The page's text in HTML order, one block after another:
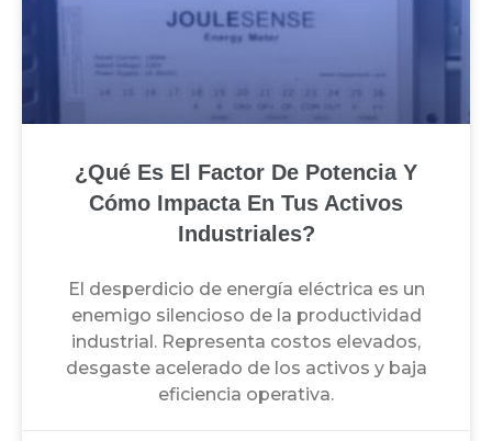
¿Qué Es El Factor De Potencia Y
Cómo Impacta En Tus Activos
Industriales?
El desperdicio de energía eléctrica es un
enemigo silencioso de la productividad
industrial. Representa costos elevados,
desgaste acelerado de los activos y baja
eficiencia operativa.